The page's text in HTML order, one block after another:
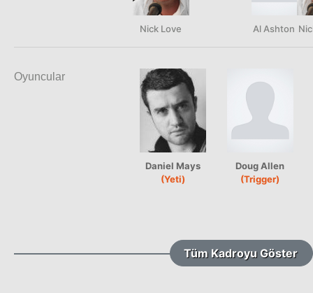
Nick Love Al Ashton
Oyuncular
Daniel Mays
(Yeti)
Doug Allen
(Trigger)
Tüm Kadroyu Göster